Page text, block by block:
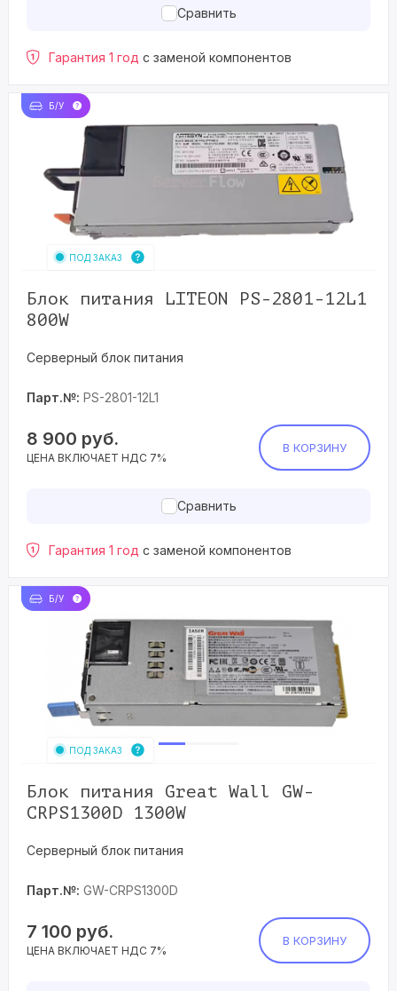
Сравнить
Гарантия 1 год с заменой компонентов
Б/У
ПОД ЗАКАЗ
Блок питания LITEON PS-2801-12L1
800W
Серверный блок питания
Парт.№: PS-2801-12L1
8 900 руб.
ЦЕНА ВКЛЮЧАЕТ НДС 7%
В КОРЗИНУ
Сравнить
Гарантия 1 год с заменой компонентов
Б/У
ПОД ЗАКАЗ
Блок питания Great Wall GW-
CRPS1300D 1300W
Серверный блок питания
Парт.№: GW-CRPS1300D
7 100 руб.
ЦЕНА ВКЛЮЧАЕТ НДС 7%
В КОРЗИНУ